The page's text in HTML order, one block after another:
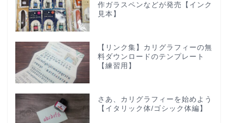
作ガラスペンなどが発売【インク
見本】
【リンク集】カリグラフィーの無
料ダウンロードのテンプレート
【練習用】
さあ、カリグラフィーを始めよう
【イタリック体/ゴシック体編】